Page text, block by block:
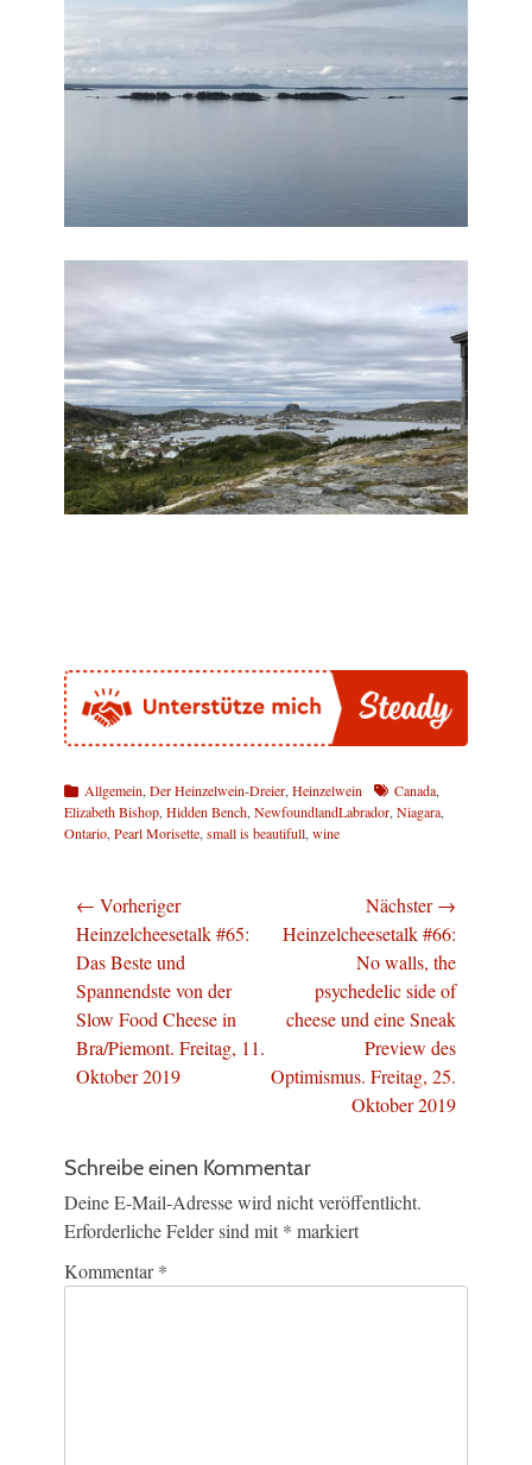
Kategorien
Allgemein Der Heinzelwein-Dreier Heinzelwein Schlagworte
Canada
Elizabeth Bishop Hidden Bench NewfoundlandLabrador Niagara
Ontario Pearl Morisette small is beautifull wine
Beitragsnavigation
← Vorheriger
Vorheriger
Beitrag:
Heinzelcheesetalk #65:
Das Beste und
Spannendste von der
Slow Food Cheese in
Bra/Piemont. Freitag, 11.
Oktober 2019
Nächster →
Nächster
Heinzelcheesetalk #66:
No walls, the
psychedelic side of
cheese und eine Sneak
Preview des
Optimismus. Freitag, 25.
Oktober 2019
Schreibe einen Kommentar
Deine E-Mail-Adresse wird nicht veröffentlicht.
Erforderliche Felder sind mit * markiert
Kommentar*